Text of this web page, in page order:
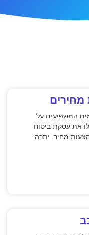
מחירים
המשפיעים על
את עסקת ביטוח
מחיר. יתרה